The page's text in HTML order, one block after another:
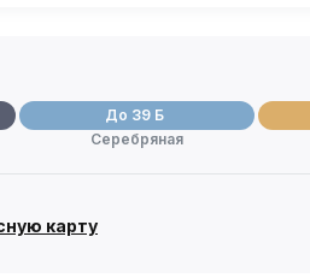
До 39 Б
Серебряная
карту